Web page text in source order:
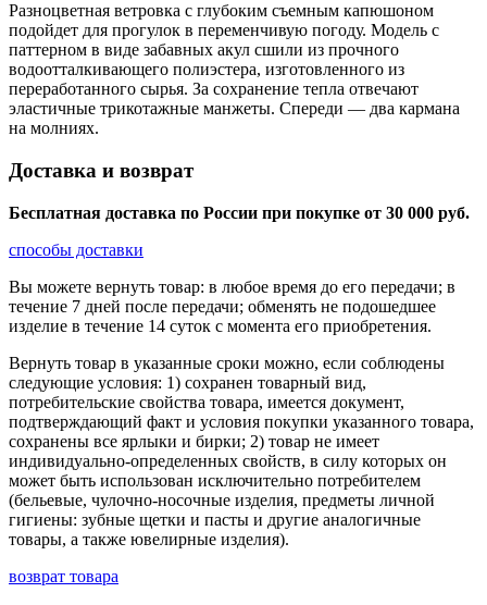
Разноцветная ветровка с глубоким съемным капюшоном
подойдет для прогулок в переменчивую погоду. Модель с
паттерном в виде забавных акул сшили из прочного
водоотталкивающего полиэстера, изготовленного из
переработанного сырья. За сохранение тепла отвечают
эластичные трикотажные манжеты. Спереди — два кармана
на молниях.
Доставка и возврат
Бесплатная доставка по России при покупке от 30 000 pуб.
способы доставки
Вы можете вернуть товар: в любое время до его передачи; в
течение 7 дней после передачи; обменять не подошедшее
изделие в течение 14 суток с момента его приобретения.
Вернуть товар в указанные сроки можно, если соблюдены
следующие условия: 1) сохранен товарный вид,
потребительские свойства товара, имеется документ,
подтверждающий факт и условия покупки указанного товара,
сохранены все ярлыки и бирки; 2) товар не имеет
индивидуально-определенных свойств, в силу которых он
может быть использован исключительно потребителем
(бельевые, чулочно-носочные изделия, предметы личной
гигиены: зубные щетки и пасты и другие аналогичные
товары, а также ювелирные изделия).
возврат товара